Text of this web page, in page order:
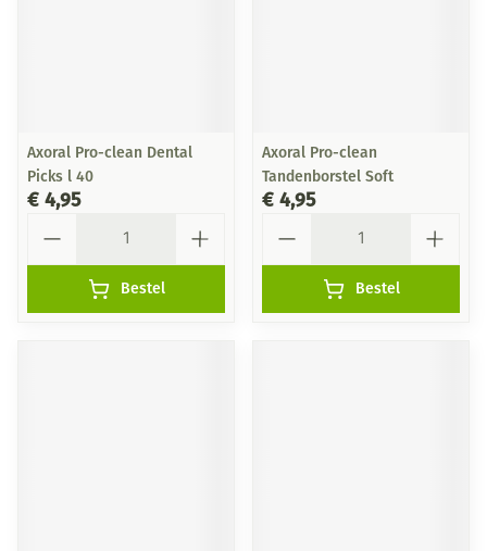
Axoral Pro-clean Dental
Picks l 40
€ 4,95
Bestel
Axoral Pro-clean
Tandenborstel Soft
€ 4,95
Bestel